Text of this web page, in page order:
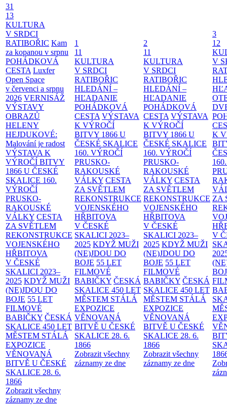
31
13
KULTURA
V SRDCI
RATIBOŘIC Kam
za kopanou v srpnu
POHÁDKOVÁ
CESTA Luxfer
Open Space
v červenci a srpnu
2026 VERNISÁŽ
VÝSTAVY
OBRAZŮ
HELENY
HEJDUKOVÉ:
Malování je radost
VÝSTAVA K
VÝROČÍ BITVY
1866 U ČESKÉ
SKALICE 160.
VÝROČÍ
PRUSKO-
RAKOUSKÉ
VÁLKY CESTA
ZA SVĚTLEM
REKONSTRUKCE
VOJENSKÉHO
HŘBITOVA
V ČESKÉ
SKALICI 2023–
2025 KDYŽ MUŽI
(NE)JDOU DO
BOJE 55 LET
FILMOVÉ
BABIČKY ČESKÁ
SKALICE 450 LET
MĚSTEM STÁLÁ
EXPOZICE
VĚNOVANÁ
BITVĚ U ČESKÉ
SKALICE 28. 6.
1866
Zobrazit všechny
záznamy ze dne
1
11
KULTURA
V SRDCI
RATIBOŘIC
HLEDÁNÍ –
HĽADANIE
POHÁDKOVÁ
CESTA VÝSTAVA
K VÝROČÍ
BITVY 1866 U
ČESKÉ SKALICE
160. VÝROČÍ
PRUSKO-
RAKOUSKÉ
VÁLKY CESTA
ZA SVĚTLEM
REKONSTRUKCE
VOJENSKÉHO
HŘBITOVA
V ČESKÉ
SKALICI 2023–
2025 KDYŽ MUŽI
(NE)JDOU DO
BOJE 55 LET
FILMOVÉ
BABIČKY ČESKÁ
SKALICE 450 LET
MĚSTEM STÁLÁ
EXPOZICE
VĚNOVANÁ
BITVĚ U ČESKÉ
SKALICE 28. 6.
1866
Zobrazit všechny
záznamy ze dne
2
11
KULTURA
V SRDCI
RATIBOŘIC
HLEDÁNÍ –
HĽADANIE
POHÁDKOVÁ
CESTA VÝSTAVA
K VÝROČÍ
BITVY 1866 U
ČESKÉ SKALICE
160. VÝROČÍ
PRUSKO-
RAKOUSKÉ
VÁLKY CESTA
ZA SVĚTLEM
REKONSTRUKCE
VOJENSKÉHO
HŘBITOVA
V ČESKÉ
SKALICI 2023–
2025 KDYŽ MUŽI
(NE)JDOU DO
BOJE 55 LET
FILMOVÉ
BABIČKY ČESKÁ
SKALICE 450 LET
MĚSTEM STÁLÁ
EXPOZICE
VĚNOVANÁ
BITVĚ U ČESKÉ
SKALICE 28. 6.
1866
Zobrazit všechny
záznamy ze dne
3
12
V
K
ZA
V